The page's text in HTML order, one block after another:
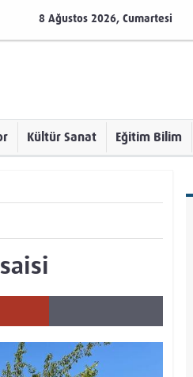
8 Ağustos 2026, Cumartesi
Kültür Sanat Eğitim Bilim